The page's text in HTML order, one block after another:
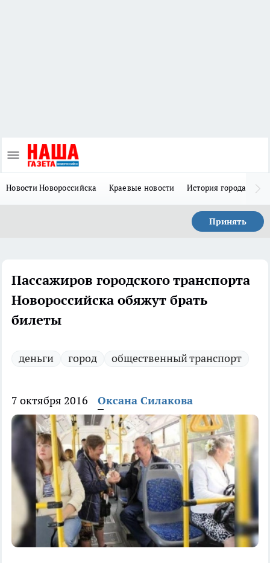
Новости Новороссийска Краевые новости История города Н
Принять
Пассажиров городского транспорта
Новороссийска обяжут брать
билеты
деньги город общественный транспорт
7 октября 2016 Оксана Силакова